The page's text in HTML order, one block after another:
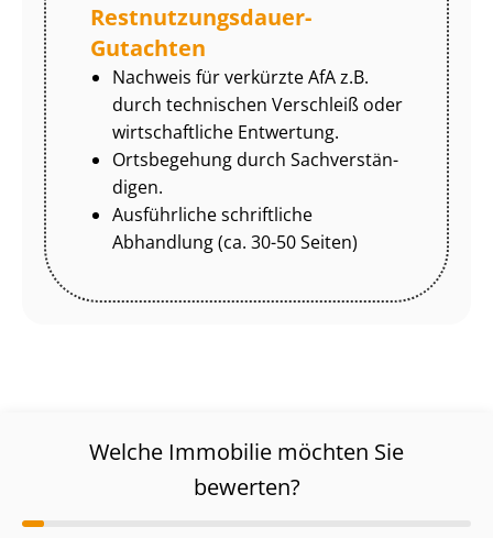
Rest­nut­zungs­dau­er-
Gutachten
Nachweis für verkürzte AfA z.B.
durch technischen Verschleiß oder
wirtschaftliche Entwertung.
Ortsbegehung durch Sach­ver­stän­
di­gen.
Ausführliche schriftliche
Abhandlung (ca. 30-50 Seiten)
Welche Immobilie möchten Sie
bewerten?